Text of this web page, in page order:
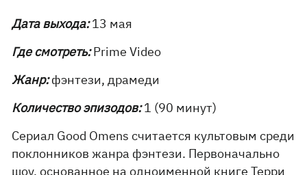
Дата выхода:13 мая
Где смотреть:Prime Video
Жанр:фэнтези, драмеди
Количество эпизодов:1 (90 минут)
Сериал Good Omens считается культовым среди
поклонников жанра фэнтези. Первоначально
шоу, основанное на одноименной книге Терри